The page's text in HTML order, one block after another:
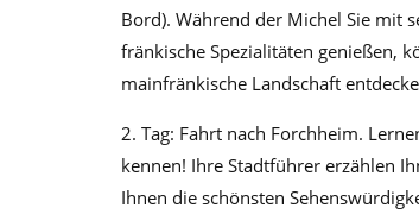
Bord). Während der Michel Sie mit
fränkische Spezialitäten genießen,
mainfränkische Landschaft
2. Tag: Fahrt nach Forchheim.
kennen! Ihre Stadtführer erzählen
Ihnen die schönsten